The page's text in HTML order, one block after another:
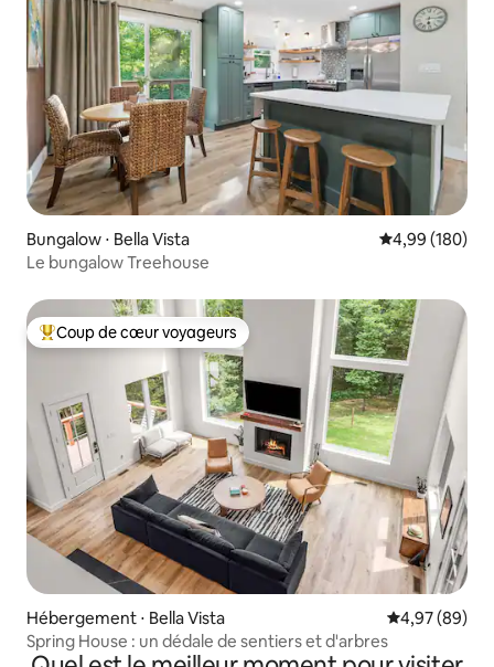
Bungalow ⋅ Bella Vista Évaluation
4,99 (180)
Le bungalow Treehouse
Coups de cœur voyageurs les plus appréciés
Coup de cœur voyageurs
Hébergement ⋅ Bella Vista Évaluation
4,97 (89)
Spring House : un dédale de sentiers et d'arbres